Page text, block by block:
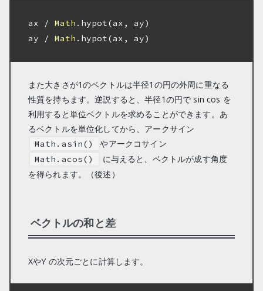
ax / Math .hypot(ax, ay)
ay / Math .hypot(ax, ay)
また大きさが1のベクトルは半径1の円の外周に重なる
性質を持ちます。逆説すると、半径1の円で sin cos を
利用すると単位ベクトルを求めることができます。あ
るベクトルを単位化してから、アークサイン
Math.asin() やアークコサイン
Math.acos()
に与えると、ベクトルが成す角度
を得られます。（後述）
ベクトルの和と差
XやY の次元ごとに計算します。